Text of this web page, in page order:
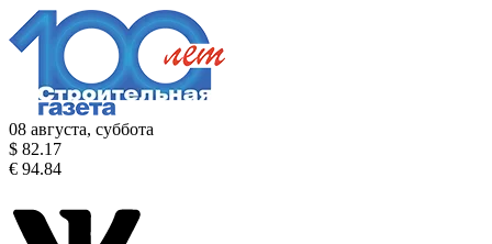
08 августа, суббота
$ 82.17
€ 94.84